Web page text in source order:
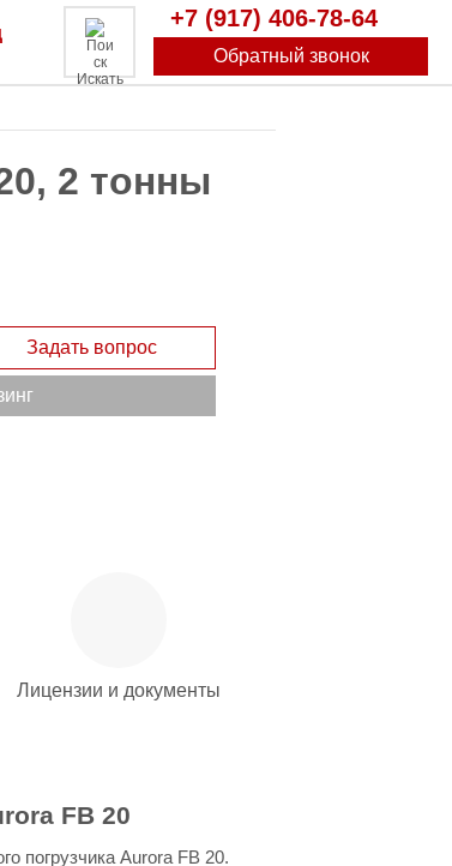
Искать
+7 (917) 406-78-64
Обратный звонок
2 тонны
Задать вопрос
Лицензии и документы
FB 20
погрузчика Aurora FB 20.